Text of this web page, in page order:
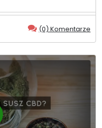
(0) Komentarze